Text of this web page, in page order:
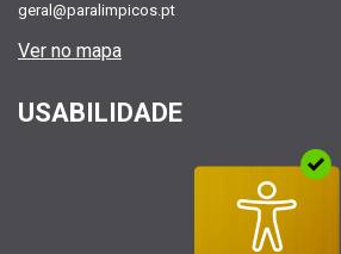
geral@paralimpicos.pt
Ver no mapa
USABILIDADE